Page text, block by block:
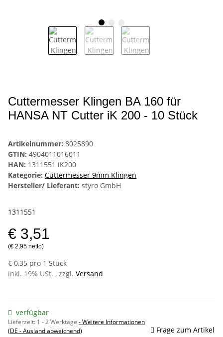
Cuttermesser Klingen BA 160 für
HANSA NT Cutter iK 200 - 10 Stück
Artikelnummer: 8025890
GTIN: 4904011016011
HAN: 1311551 iK200
Kategorie: Cuttermesser 9mm Klingen
Hersteller/ Lieferant: styro GmbH
1311551
€ 3,51
(€ 2,95 netto)
€ 0,35 pro 1 Stück
inkl. 19% USt. , zzgl. Versand
verfügbar
Lieferzeit: 1 - 2 Werktage - Weitere Informationen
(DE - Ausland abweichend)
Frage zum Artikel